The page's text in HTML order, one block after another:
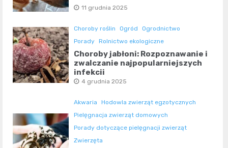
11 grudnia 2025
Choroby roślin Ogród
Ogrodnictwo
Porady Rolnictwo ekologiczne
Choroby jabłoni: Rozpoznawanie i
zwalczanie najpopularniejszych
infekcji
4 grudnia 2025
Akwaria
Hodowla zwierząt egzotycznych
Pielęgnacja zwierząt domowych
Porady dotyczące pielęgnacji zwierząt
Zwierzęta